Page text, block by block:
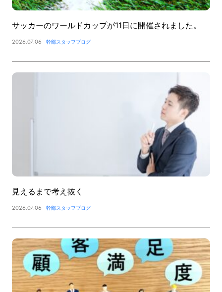
サッカーのワールドカップが11日に開催されました。
2026.07.06 幹部スタッフブログ
見えるまで考え抜く
2026.07.06 幹部スタッフブログ